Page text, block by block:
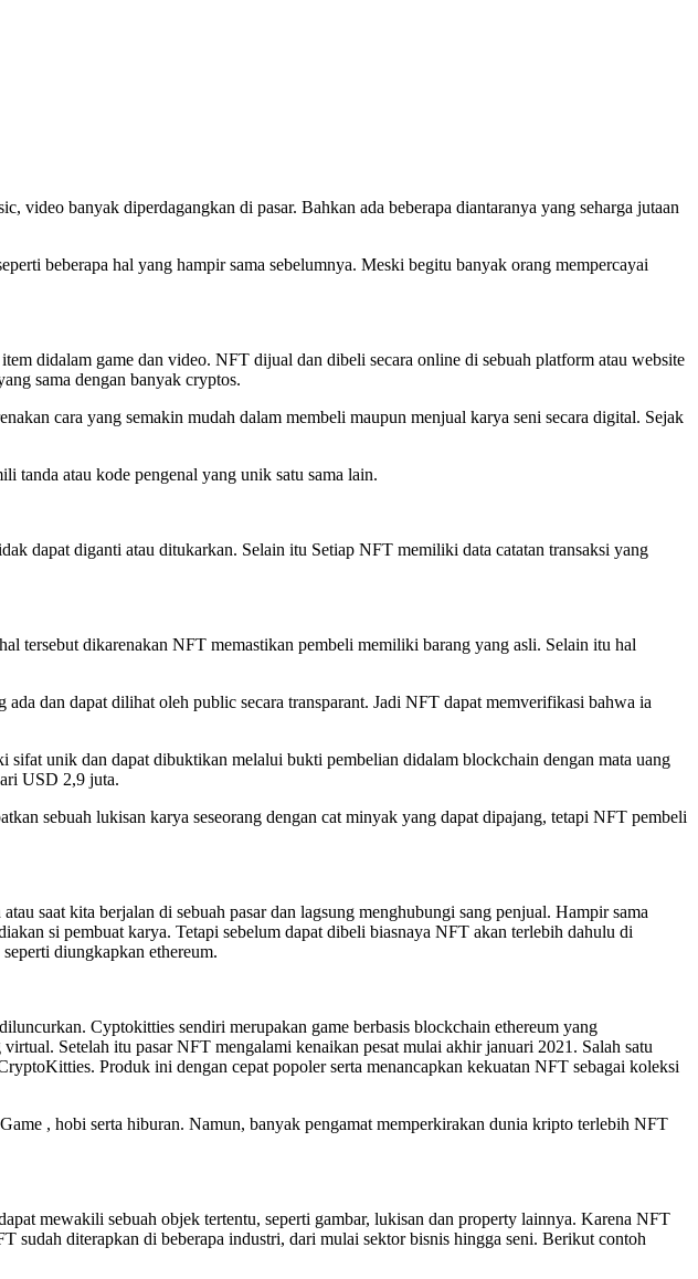
banyak diperdagangkan di pasar. Bahkan ada beberapa diantaranya yang seharga jutaan
beberapa hal yang hampir sama sebelumnya. Meski begitu banyak orang mempercayai
didalam game dan video. NFT dijual dan dibeli secara online di sebuah platform atau website
sama dengan banyak cryptos.
cara yang semakin mudah dalam membeli maupun menjual karya seni secara digital. Sejak
tanda atau kode pengenal yang unik satu sama lain.
dapat diganti atau ditukarkan. Selain itu Setiap NFT memiliki data catatan transaksi yang
tersebut dikarenakan NFT memastikan pembeli memiliki barang yang asli. Selain itu hal
dan dapat dilihat oleh public secara transparant. Jadi NFT dapat memverifikasi bahwa ia
unik dan dapat dibuktikan melalui bukti pembelian didalam blockchain dengan mata uang
USD 2,9 juta.
sebuah lukisan karya seseorang dengan cat minyak yang dapat dipajang, tetapi NFT pembeli
saat kita berjalan di sebuah pasar dan lagsung menghubungi sang penjual. Hampir sama
si pembuat karya. Tetapi sebelum dapat dibeli biasnaya NFT akan terlebih dahulu di
diungkapkan ethereum.
Cyptokitties sendiri merupakan game berbasis blockchain ethereum yang
Setelah itu pasar NFT mengalami kenaikan pesat mulai akhir januari 2021. Salah satu
Produk ini dengan cepat popoler serta menancapkan kekuatan NFT sebagai koleksi
, hobi serta hiburan. Namun, banyak pengamat memperkirakan dunia kripto terlebih NFT
mewakili sebuah objek tertentu, seperti gambar, lukisan dan property lainnya. Karena NFT
sudah diterapkan di beberapa industri, dari mulai sektor bisnis hingga seni. Berikut contoh